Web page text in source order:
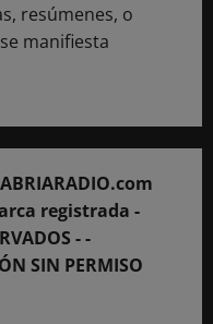
resúmenes, o
manifiesta
registrada -
- -
SIN PERMISO